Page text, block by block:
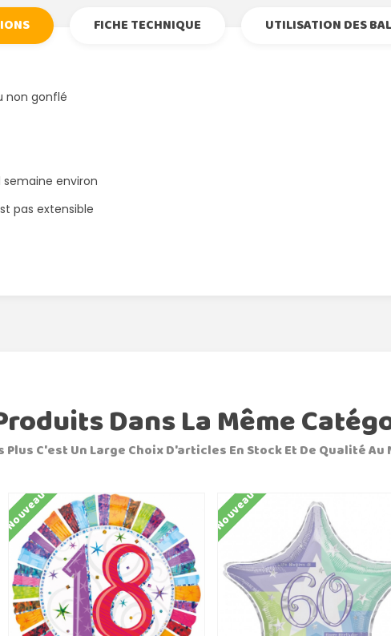
FICHE TECHNIQUE UTILISATION DES
non gonflé
semaine environ
pas extensible
Dans La Même
Plus C'est Un Large Choix D'articles En Stock Et De Qualité
Nouveau Nouveau